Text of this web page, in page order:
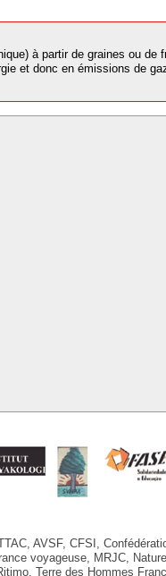
à partir de graines ou de
et donc en émissions de
AVSF, CFSI,
voyageuse, MRJC,
Terre des Hommes